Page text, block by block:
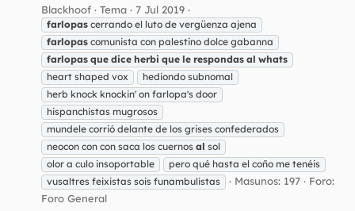
Blackhoof Tema 7 Jul 2019
farlopas cerrando el luto de vergüenza ajena
farlopas comunista con palestino dolce gabanna
farlopas que dice herbi que le respondas al whats
heart shaped vox
hediondo subnomal
herb knock knockin' on farlopa's door
hispanchistas mugrosos
mundele corrió delante de los grises confederados
neocon con con saca los cuernos al sol
olor a culo insoportable
pero qué hasta el coño me tenéis
vusaltres feixistas sois funambulistas
Masunos: 197
Foro:
Foro General